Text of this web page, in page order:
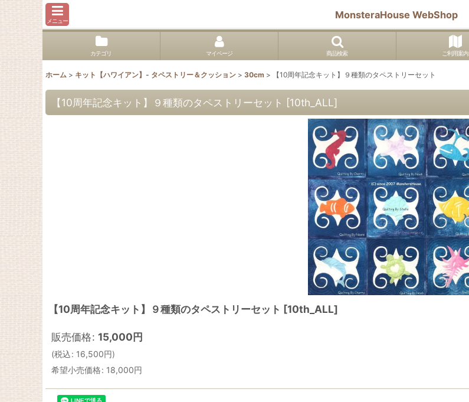
メニュー
MonsteraHouse WebShop
カテゴリ マイページ 商品検索 ご利用案内
ホーム > キット【ハワイアン】- タペストリー＆クッション > 30cm > 【10周年記念キット】９種類のタペストリーセット
【10周年記念キット】９種類のタペストリーセット [10th_ALL]
【10周年記念キット】９種類のタペストリーセット [10th_ALL]
販売価格: 15,000円
(税込: 16,500円)
希望小売価格: 18,000円